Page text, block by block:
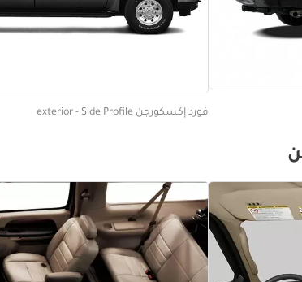
فورد إكسكورجن exterior - Side Profile